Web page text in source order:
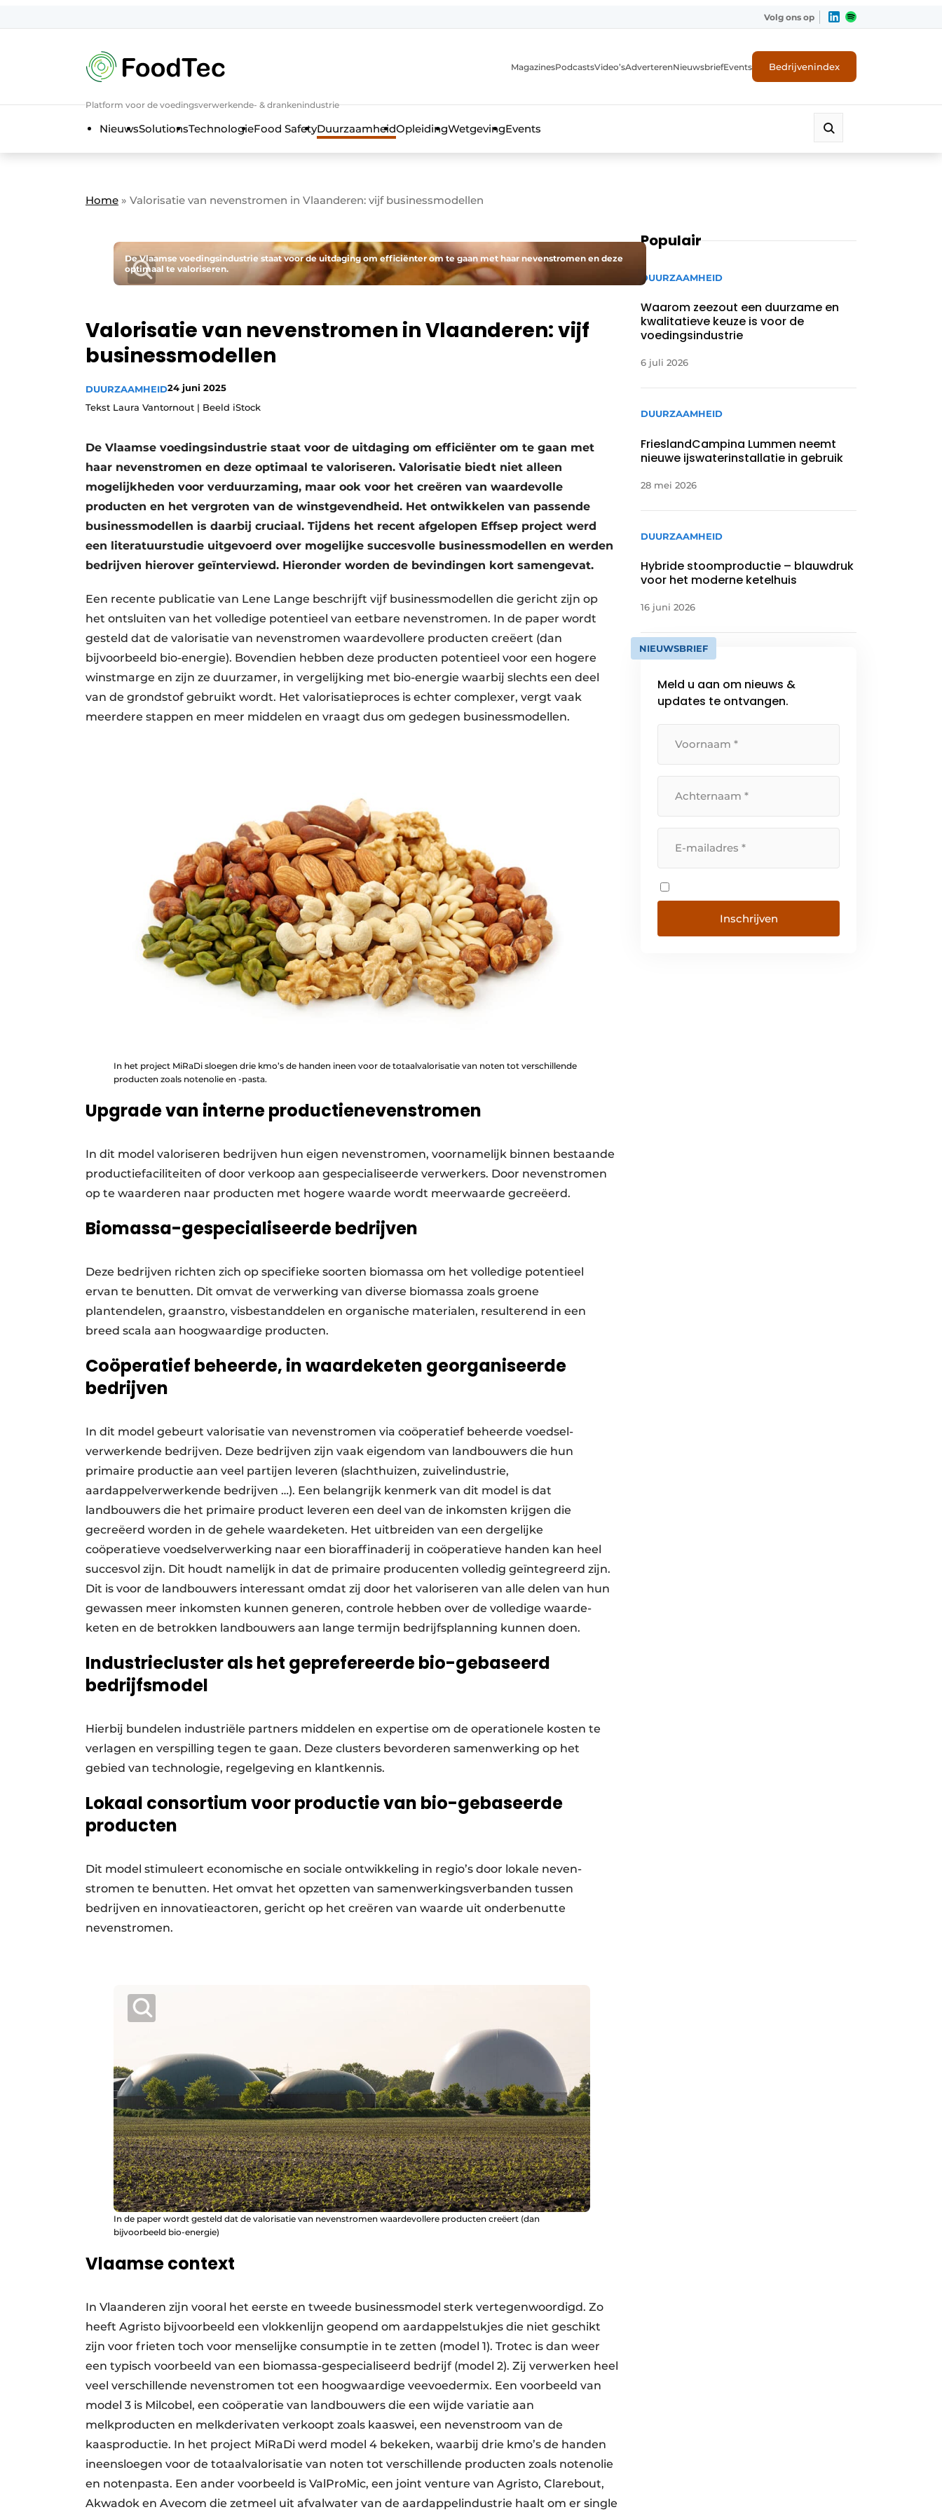
Algemene voorwaarden
Meest gelezen
Nieuwsbrief
Privacy / Cookie statement
Vacature aanmelden
Volg ons op
Platform voor de voedingsverwerkende- & drankenindustrie
MagazinesPodcastsVideo’sAdverterenNieuwsbriefEvents Bedrijvenindex
NieuwsSolutionsTechnologieFood SafetyDuurzaamheidOpleidingWetgevingEvents
Home » Valorisatie van nevenstromen in Vlaanderen: vijf businessmodellen
​​De Vlaamse voedingsindustrie staat voor de uitdaging om efficiënter om te gaan met haar nevenstromen en deze
optimaal te valoriseren.
Valorisatie van nevenstromen in Vlaanderen: vijf
businessmodellen
DUURZAAMHEID24 juni 2025
Tekst Laura Vantornout | Beeld iStock
​​De Vlaamse voedingsindustrie staat voor de uitdaging om efficiënter om te gaan met
haar nevenstromen en deze optimaal te valoriseren. Valorisatie biedt niet alleen
mogelijkheden voor verduurzaming, maar ook voor het creëren van waardevolle
producten en het vergroten van de winstgevendheid. Het ontwikkelen van passende
businessmodellen is daarbij cruciaal.​ Tijdens het recent afgelopen Effsep project werd
een literatuurstudie uitgevoerd over mogelijke succesvolle businessmodellen en werden
bedrijven hierover geïnterviewd. Hieronder worden de bevindingen kort samengevat.
Een recente publicatie van Lene Lange beschrijft vijf businessmodellen die gericht zijn op
het ontsluiten van het volledige potentieel van eetbare nevenstromen. In de paper wordt
gesteld dat de valorisatie van nevenstromen waardevollere producten creëert (dan
bijvoorbeeld bio-energie). Bovendien hebben deze producten potentieel voor een hogere
winstmarge en zijn ze duurzamer, in vergelijking met bio-energie waarbij slechts een deel
van de grondstof gebruikt wordt. Het valorisatieproces is echter complexer, vergt vaak
meerdere stappen en meer middelen en vraagt dus om gedegen businessmodellen.
In het project MiRaDi sloegen drie kmo’s de handen ineen voor de totaalvalorisatie van noten tot verschillende
producten zoals notenolie en -pasta.
Upgrade van interne productienevenstromen
In dit model valoriseren bedrijven hun eigen nevenstromen, voornamelijk binnen bestaande
productiefaciliteiten of door verkoop aan gespecialiseerde verwerkers. Door neven­stromen
op te waarderen naar producten met hogere waarde wordt meerwaarde gecreëerd.
Biomassa-gespecialiseerde bedrijven
Deze bedrijven richten zich op specifieke soorten biomassa om het volledige potentieel
ervan te benutten. Dit omvat de verwerking van diverse biomassa zoals groene
plantendelen, graanstro, visbestanddelen en organische materialen, resulterend in een
breed scala aan hoogwaardige producten.
Coöperatief beheerde, in waarde­­keten georganiseerde
bedrijven
In dit model gebeurt valorisatie van nevenstromen via coöperatief beheerde voedsel­
verwerkende bedrijven. Deze bedrijven zijn vaak eigendom van landbouwers die hun
primaire productie aan veel partijen leveren (slachthuizen, zuivelindustrie,
aardappelverwerkende bedrijven …). Een belangrijk kenmerk van dit model is dat
landbouwers die het primaire product leveren een deel van de inkomsten krijgen die
gecreëerd worden in de gehele waardeketen. Het uitbreiden van een dergelijke
coöperatieve voedselverwerking naar een bioraffinaderij in coöperatieve handen kan heel
succesvol zijn. Dit houdt namelijk in dat de primaire producenten volledig geïntegreerd zijn.
Dit is voor de landbouwers interessant omdat zij door het valoriseren van alle delen van hun
gewassen meer inkomsten kunnen generen, controle hebben over de volledige waarde­
keten en de betrokken landbouwers aan lange termijn bedrijfsplanning kunnen doen.
Industriecluster als het geprefereerde bio-gebaseerd
bedrijfsmodel
Hierbij bundelen industriële partners middelen en expertise om de operationele kosten te
verlagen en verspilling tegen te gaan. Deze clusters bevorderen samenwerking op het
gebied van technologie, regelgeving en klantkennis.
Lokaal consortium voor productie van bio-gebaseerde
producten
Dit model stimuleert economische en sociale ontwikkeling in regio’s door lokale neven­
stromen te benutten. Het omvat het opzetten van samenwerkingsverbanden tussen
bedrijven en innovatieactoren, gericht op het creëren van waarde uit onderbenutte
nevenstromen.
In de paper wordt gesteld dat de valorisatie van nevenstromen waardevollere producten creëert (dan
bijvoorbeeld bio-energie)
Vlaamse context
In Vlaanderen zijn vooral het eerste en tweede businessmodel sterk vertegenwoordigd. Zo
heeft Agristo bijvoorbeeld een vlokkenlijn geopend om aardappelstukjes die niet geschikt
zijn voor frieten toch voor menselijke consumptie in te zetten (model 1). Trotec is dan weer
een typisch voorbeeld van een biomassa-gespecialiseerd bedrijf (model 2). Zij verwerken heel
veel verschillende nevenstromen tot een hoogwaardige veevoedermix. Een voorbeeld van
model 3 is Milcobel, een coöperatie van landbouwers die een wijde variatie aan
melkproducten en melkderivaten verkoopt zoals kaaswei, een nevenstroom van de
kaasproductie. In het project MiRaDi werd model 4 bekeken, waarbij drie kmo’s de handen
ineensloegen voor de totaal­valorisatie van noten tot verschillende producten zoals notenolie
en notenpasta. Een ander voorbeeld is ValProMic, een joint venture van Agristo, Clarebout,
Akwadok en Avecom die zetmeel uit afvalwater van de aardappel­industrie haalt om er single
Populair
DUURZAAMHEID
Waarom zeezout een duurzame en
kwalitatieve keuze is voor de
voedingsindustrie
6 juli 2026
DUURZAAMHEID
FrieslandCampina Lummen neemt
nieuwe ijswaterinstallatie in gebruik
28 mei 2026
DUURZAAMHEID
Hybride stoomproductie – blauwdruk
voor het moderne ketelhuis
16 juni 2026
NIEUWSBRIEF
Meld u aan om nieuws &
updates te ontvangen.